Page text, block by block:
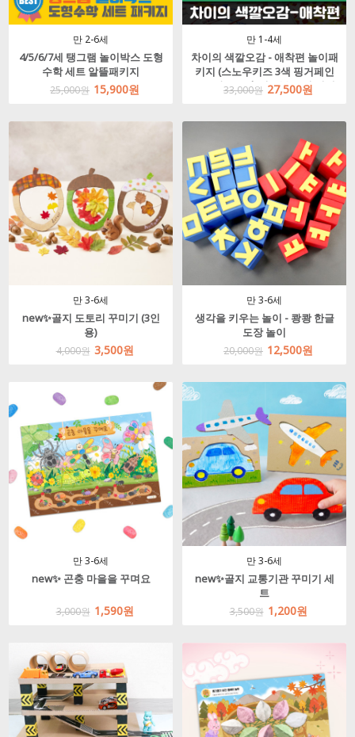
만 2-6세
4/5/6/7세 탱그램 놀이박스 도형
수학 세트 알뜰패키지
25,000원 15,900원
만 1-4세
차이의 색깔오감 - 애착편 놀이패
키지 (스노우키즈 3색 핑거페인
트 물감 250ml, 워크북 구성 선택)
33,000원 27,500원
만 3-6세
new✨골지 도토리 꾸미기 (3인
용)
4,000원 3,500원
만 3-6세
생각을 키우는 놀이 - 쾅쾅 한글
도장 놀이
20,000원 12,500원
만 3-6세
new✨ 곤충 마을을 꾸며요
3,000원 1,590원
만 3-6세
new✨골지 교통기관 꾸미기 세
트
3,500원 1,200원